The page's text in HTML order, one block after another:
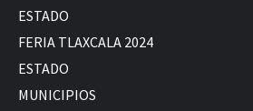
ESTADO
FERIA TLAXCALA 2024
ESTADO
MUNICIPIOS